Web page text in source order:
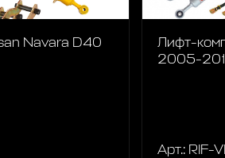
Navara D40
Лифт-
2005-
Арт.: RIF-